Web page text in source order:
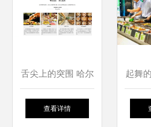
舌尖上的突围 哈尔
滨茁茁餐饮的管理
查看详情
起舞
饮正